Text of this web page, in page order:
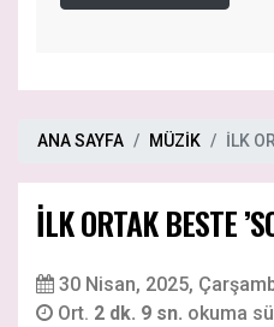
ANA SAYFA MÜZİK İLK
İLK ORTAK BESTE
30 Nisan, 2025,
Ort. 2 dk. 9 sn. okuma